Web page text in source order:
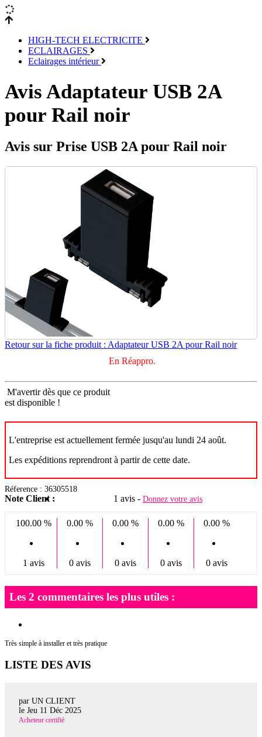
HIGH-TECH ELECTRICITE
ECLAIRAGES
Eclairages intérieur
Avis Adaptateur USB 2A
pour Rail noir
Avis sur Prise USB 2A pour Rail noir
Retour sur la fiche produit : Adaptateur USB 2A pour Rail noir
En Réappro.
M'avertir dès que ce produit
est disponible !
L'entreprise est actuellement fermée jusqu'au lundi 24 août.
Les expéditions reprendront à partir de cette date.
Réference : 36305518
Note Client : 1 avis - Donnez votre avis
100.00 %
1 avis
0.00 %
0 avis
0.00 %
0 avis
0.00 %
0 avis
0.00 %
0 avis
Les 2 commentaires les plus utiles :
Très simple à installer et très pratique
LISTE DES AVIS
par UN CLIENT
le Jeu 11 Déc 2025
Acheteur certifié